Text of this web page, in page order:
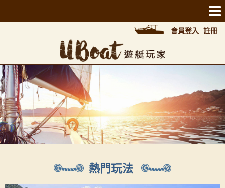
會員登入 註冊
熱門玩法